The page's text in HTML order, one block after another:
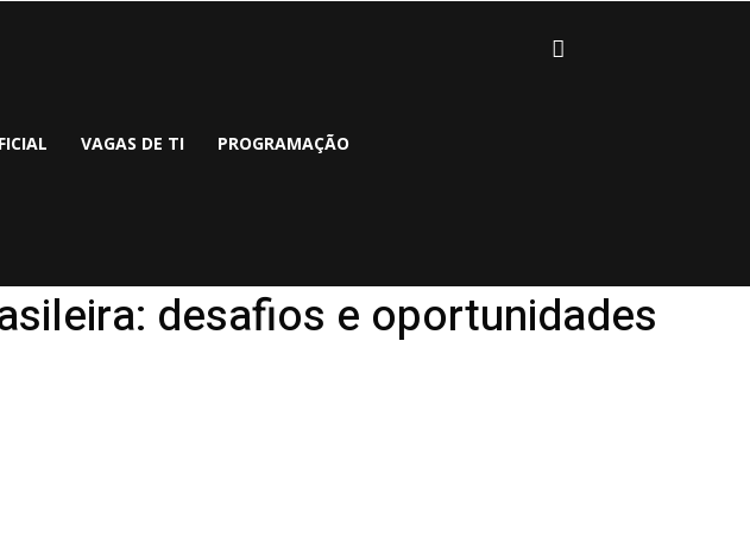
VAGAS DE TI PROGRAMAÇÃO
desafios e oportunidades